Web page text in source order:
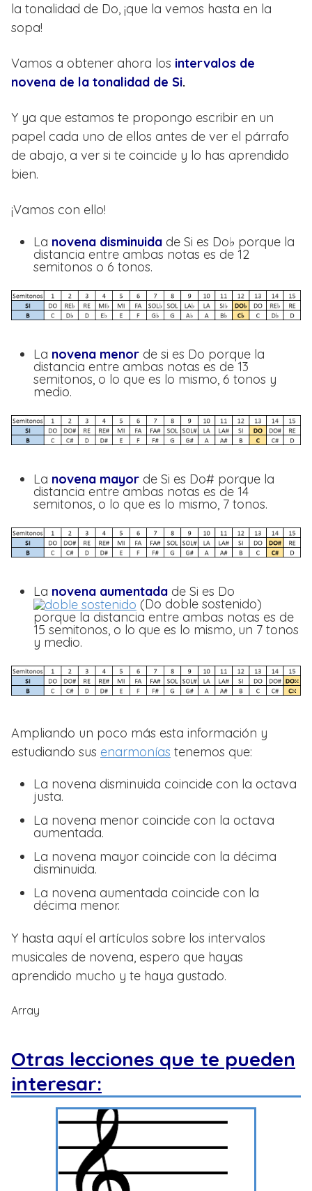
la tonalidad de Do, ¡que la vemos hasta en la
sopa!
Vamos a obtener ahora los intervalos de
novena de la tonalidad de Si.
Y ya que estamos te propongo escribir en un
papel cada uno de ellos antes de ver el párrafo
de abajo, a ver si te coincide y lo has aprendido
bien.
¡Vamos con ello!
La novena disminuida de Si es Do♭ porque la
distancia entre ambas notas es de 12
semitonos o 6 tonos.
La novena menor de si es Do porque la
distancia entre ambas notas es de 13
semitonos, o lo que es lo mismo, 6 tonos y
medio.
La novena mayor de Si es Do# porque la
distancia entre ambas notas es de 14
semitonos, o lo que es lo mismo, 7 tonos.
La novena aumentada de Si es Do
(Do doble sostenido)
porque la distancia entre ambas notas es de
15 semitonos, o lo que es lo mismo, un 7 tonos
y medio.
Ampliando un poco más esta información y
estudiando sus enarmonías tenemos que:
La novena disminuida coincide con la octava
justa.
La novena menor coincide con la octava
aumentada.
La novena mayor coincide con la décima
disminuida.
La novena aumentada coincide con la
décima menor.
Y hasta aquí el artículos sobre los intervalos
musicales de novena, espero que hayas
aprendido mucho y te haya gustado.
Array
Otras lecciones que te pueden
interesar: